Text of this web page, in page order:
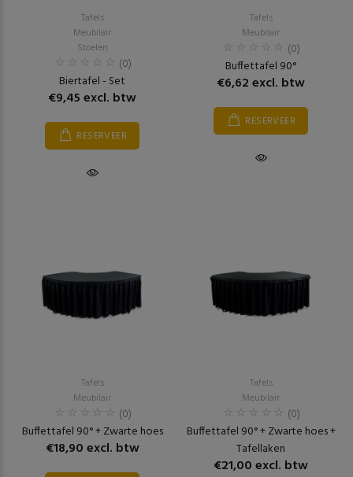
Tafels
Meubilair
Stoelen
(0)
Biertafel - Set
€9,45 excl. btw
RESERVEER
Tafels
Meubilair
(0)
Buffettafel 90°
€6,62 excl. btw
RESERVEER
Tafels
Meubilair
(0)
Buffettafel 90° + Zwarte hoes
€18,90 excl. btw
Tafels
Meubilair
(0)
Buffettafel 90° + Zwarte hoes +
Tafellaken
€21,00 excl. btw